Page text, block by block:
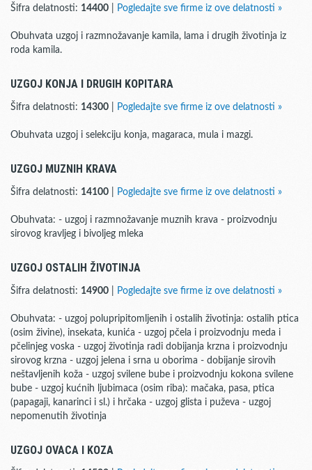
Šifra delatnosti: 14400 Pogledajte sve firme iz ove delatnosti »
Obuhvata uzgoj i razmnožavanje kamila, lama i drugih životinja iz
roda kamila.
UZGOJ KONJA I DRUGIH KOPITARA
Šifra delatnosti: 14300 Pogledajte sve firme iz ove delatnosti »
Obuhvata uzgoj i selekciju konja, magaraca, mula i mazgi.
UZGOJ MUZNIH KRAVA
Šifra delatnosti: 14100 Pogledajte sve firme iz ove delatnosti »
Obuhvata: - uzgoj i razmnožavanje muznih krava - proizvodnju
sirovog kravljeg i bivoljeg mleka
UZGOJ OSTALIH ŽIVOTINJA
Šifra delatnosti: 14900 Pogledajte sve firme iz ove delatnosti »
Obuhvata: - uzgoj polupripitomljenih i ostalih životinja: ostalih ptica
(osim živine), insekata, kunića - uzgoj pčela i proizvodnju meda i
pčelinjeg voska - uzgoj životinja radi dobijanja krzna i proizvodnju
sirovog krzna - uzgoj jelena i srna u oborima - dobijanje sirovih
neštavljenih koža - uzgoj svilene bube i proizvodnju kokona svilene
bube - uzgoj kućnih ljubimaca (osim riba): mačaka, pasa, ptica
(papagaji, kanarinci i sl.) i hrčaka - uzgoj glista i puževa - uzgoj
nepomenutih životinja
UZGOJ OVACA I KOZA